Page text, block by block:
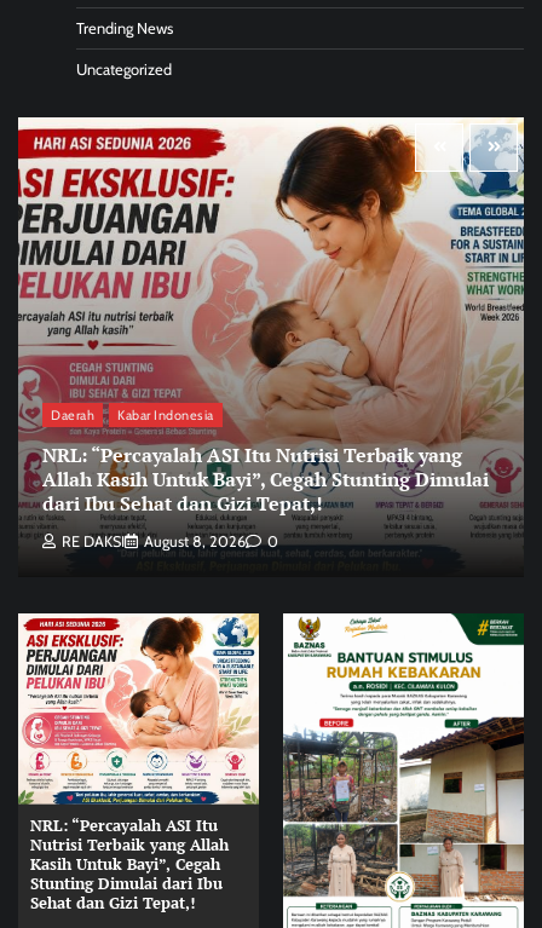
Trending News
Uncategorized
Daerah Kabar Indonesia
NRL: “Percayalah ASI Itu Nutrisi Terbaik yang
Allah Kasih Untuk Bayi”, Cegah Stunting Dimulai
dari Ibu Sehat dan Gizi Tepat,!
RE DAKSI August 8, 2026 0
NRL: “Percayalah ASI Itu
Nutrisi Terbaik yang Allah
Kasih Untuk Bayi”, Cegah
Stunting Dimulai dari Ibu
Sehat dan Gizi Tepat,!